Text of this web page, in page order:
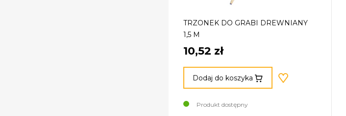
TRZONEK DO GRABI DREWNIANY
1,5 M
10,52 zł
Dodaj do koszyka
Produkt dostępny